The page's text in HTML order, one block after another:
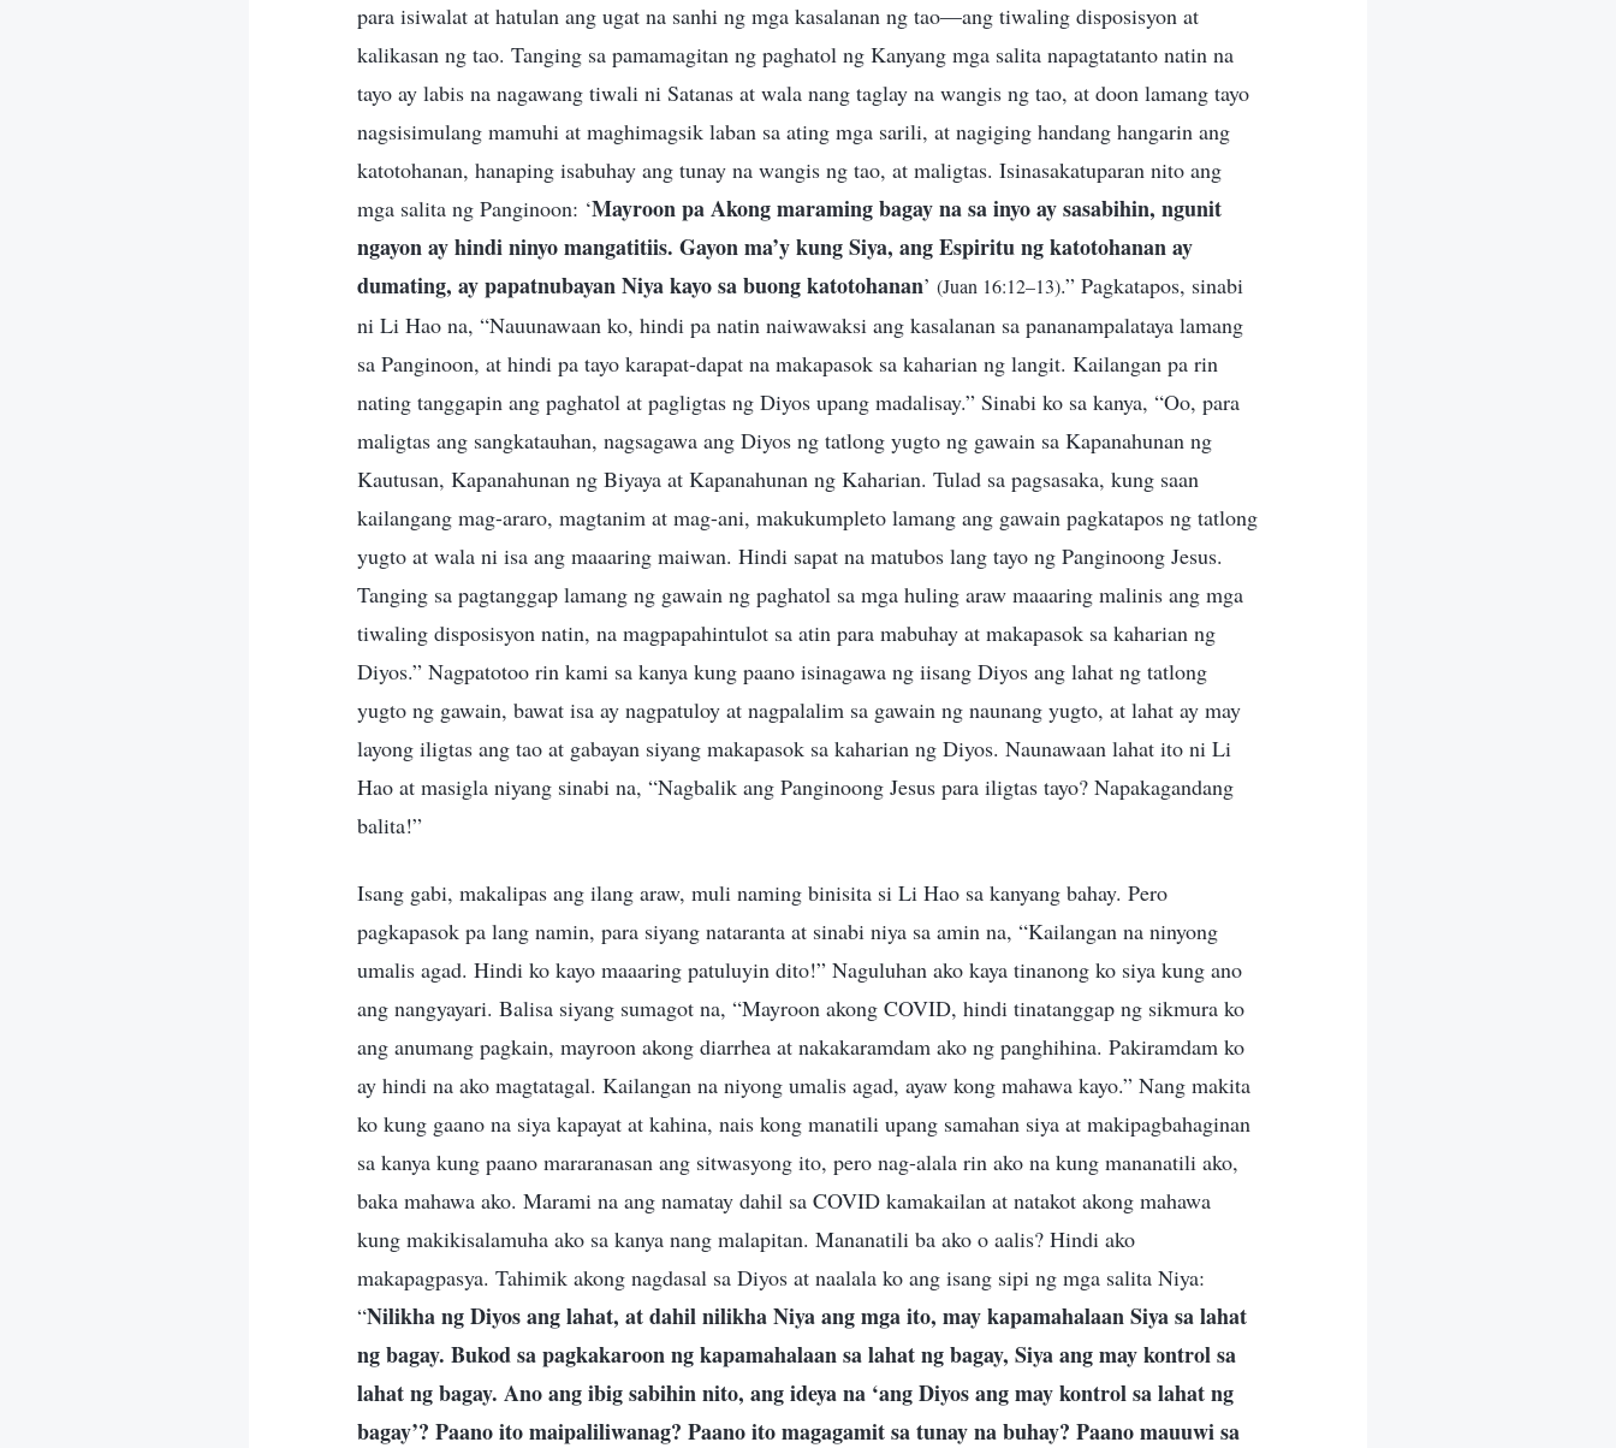
para isiwalat at hatulan ang ugat na sanhi ng mga kasalanan ng tao—ang tiwaling disposisyon at
kalikasan ng tao. Tanging sa pamamagitan ng paghatol ng Kanyang mga salita napagtatanto natin na
tayo ay labis na nagawang tiwali ni Satanas at wala nang taglay na wangis ng tao, at doon lamang tayo
nagsisimulang mamuhi at maghimagsik laban sa ating mga sarili, at nagiging handang hangarin ang
katotohanan, hanaping isabuhay ang tunay na wangis ng tao, at maligtas. Isinasakatuparan nito ang
mga salita ng Panginoon: ‘Mayroon pa Akong maraming bagay na sa inyo ay sasabihin, ngunit
ngayon ay hindi ninyo mangatitiis. Gayon ma’y kung Siya, ang Espiritu ng katotohanan ay
dumating, ay papatnubayan Niya kayo sa buong katotohanan’ (Juan 16:12–13).” Pagkatapos, sinabi
ni Li Hao na, “Nauunawaan ko, hindi pa natin naiwawaksi ang kasalanan sa pananampalataya lamang
sa Panginoon, at hindi pa tayo karapat-dapat na makapasok sa kaharian ng langit. Kailangan pa rin
nating tanggapin ang paghatol at pagligtas ng Diyos upang madalisay.” Sinabi ko sa kanya, “Oo, para
maligtas ang sangkatauhan, nagsagawa ang Diyos ng tatlong yugto ng gawain sa Kapanahunan ng
Kautusan, Kapanahunan ng Biyaya at Kapanahunan ng Kaharian. Tulad sa pagsasaka, kung saan
kailangang mag-araro, magtanim at mag-ani, makukumpleto lamang ang gawain pagkatapos ng tatlong
yugto at wala ni isa ang maaaring maiwan. Hindi sapat na matubos lang tayo ng Panginoong Jesus.
Tanging sa pagtanggap lamang ng gawain ng paghatol sa mga huling araw maaaring malinis ang mga
tiwaling disposisyon natin, na magpapahintulot sa atin para mabuhay at makapasok sa kaharian ng
Diyos.” Nagpatotoo rin kami sa kanya kung paano isinagawa ng iisang Diyos ang lahat ng tatlong
yugto ng gawain, bawat isa ay nagpatuloy at nagpalalim sa gawain ng naunang yugto, at lahat ay may
layong iligtas ang tao at gabayan siyang makapasok sa kaharian ng Diyos. Naunawaan lahat ito ni Li
Hao at masigla niyang sinabi na, “Nagbalik ang Panginoong Jesus para iligtas tayo? Napakagandang
balita!”
Isang gabi, makalipas ang ilang araw, muli naming binisita si Li Hao sa kanyang bahay. Pero
pagkapasok pa lang namin, para siyang nataranta at sinabi niya sa amin na, “Kailangan na ninyong
umalis agad. Hindi ko kayo maaaring patuluyin dito!” Naguluhan ako kaya tinanong ko siya kung ano
ang nangyayari. Balisa siyang sumagot na, “Mayroon akong COVID, hindi tinatanggap ng sikmura ko
ang anumang pagkain, mayroon akong diarrhea at nakakaramdam ako ng panghihina. Pakiramdam ko
ay hindi na ako magtatagal. Kailangan na niyong umalis agad, ayaw kong mahawa kayo.” Nang makita
ko kung gaano na siya kapayat at kahina, nais kong manatili upang samahan siya at makipagbahaginan
sa kanya kung paano mararanasan ang sitwasyong ito, pero nag-alala rin ako na kung mananatili ako,
baka mahawa ako. Marami na ang namatay dahil sa COVID kamakailan at natakot akong mahawa
kung makikisalamuha ako sa kanya nang malapitan. Mananatili ba ako o aalis? Hindi ako
makapagpasya. Tahimik akong nagdasal sa Diyos at naalala ko ang isang sipi ng mga salita Niya:
“Nilikha ng Diyos ang lahat, at dahil nilikha Niya ang mga ito, may kapamahalaan Siya sa lahat
ng bagay. Bukod sa pagkakaroon ng kapamahalaan sa lahat ng bagay, Siya ang may kontrol sa
lahat ng bagay. Ano ang ibig sabihin nito, ang ideya na ‘ang Diyos ang may kontrol sa lahat ng
bagay’? Paano ito maipaliliwanag? Paano ito magagamit sa tunay na buhay? Paano mauuwi sa